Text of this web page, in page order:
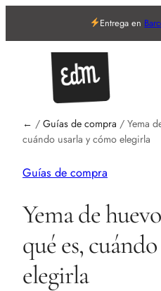
Entrega en
← / Guías de compra / Yema
cuándo usarla y cómo elegirla
Guías de compra
Yema de
qué es,
elegirla